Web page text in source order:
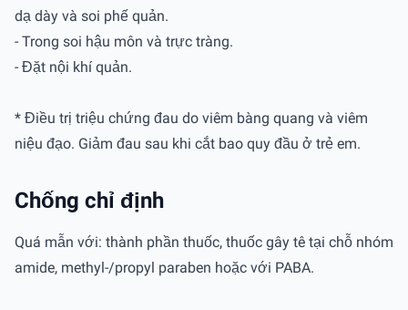
dạ dày và soi phế quản.
- Trong soi hậu môn và trực tràng.
- Đặt nội khí quản.
* Điều trị triệu chứng đau do viêm bàng quang và viêm
niệu đạo. Giảm đau sau khi cắt bao quy đầu ở trẻ em.
Chống chỉ định
Quá mẫn với: thành phần thuốc, thuốc gây tê tại chỗ nhóm
amide, methyl-/propyl paraben hoặc với PABA.